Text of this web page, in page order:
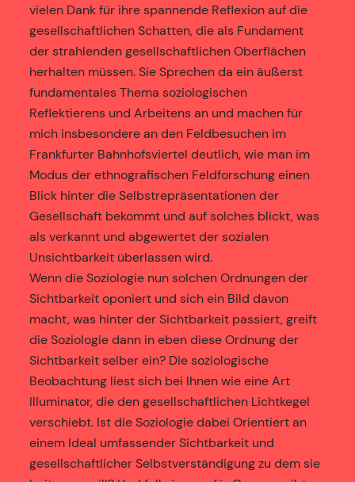
vielen Dank für ihre spannende Reflexion auf die
gesellschaftlichen Schatten, die als Fundament
der strahlenden gesellschaftlichen Oberflächen
herhalten müssen. Sie Sprechen da ein äußerst
fundamentales Thema soziologischen
Reflektierens und Arbeitens an und machen für
mich insbesondere an den Feldbesuchen im
Frankfurter Bahnhofsviertel deutlich, wie man im
Modus der ethnografischen Feldforschung einen
Blick hinter die Selbstrepräsentationen der
Gesellschaft bekommt und auf solches blickt, was
als verkannt und abgewertet der sozialen
Unsichtbarkeit überlassen wird.
Wenn die Soziologie nun solchen Ordnungen der
Sichtbarkeit oponiert und sich ein Bild davon
macht, was hinter der Sichtbarkeit passiert, greift
die Soziologie dann in eben diese Ordnung der
Sichtbarkeit selber ein? Die soziologische
Beobachtung liest sich bei Ihnen wie eine Art
Illuminator, die den gesellschaftlichen Lichtkegel
verschiebt. Ist die Soziologie dabei Orientiert an
einem Ideal umfassender Sichtbarkeit und
gesellschaftlicher Selbstverständigung zu dem sie